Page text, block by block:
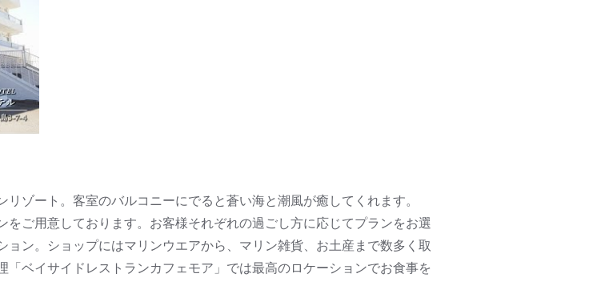
ゾート。客室のバルコニーにでると蒼い海と潮風が癒してくれます。
ご用意しております。お客様それぞれの過ごし方に応じてプランをお選
ン。ショップにはマリンウエアから、マリン雑貨、お土産まで数多く取
ベイサイドレストランカフェモア」では最高のロケーションでお食事を